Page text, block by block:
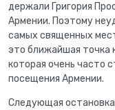
держали Григория
Армении. Поэтому
самых священных
это ближайшая точка
которая очень часто
посещения Армении.
Следующая